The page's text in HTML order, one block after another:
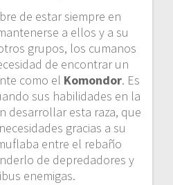
de estar siempre en
a ellos y a su
grupos, los cumanos
de encontrar un
como el Komondor. Es
sus habilidades en la
desarrollar esta raza, que
gracias a su
entre el rebaño
de depredadores y
enemigas.